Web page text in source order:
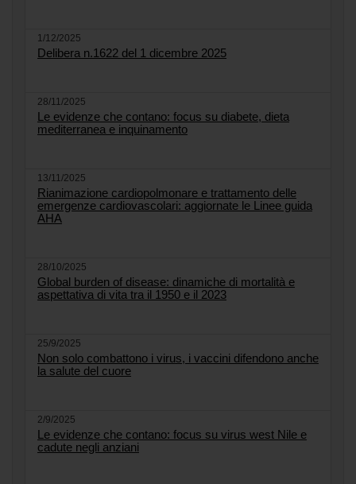
1/12/2025
Delibera n.1622 del 1 dicembre 2025
28/11/2025
Le evidenze che contano: focus su diabete, dieta
mediterranea e inquinamento
13/11/2025
Rianimazione cardiopolmonare e trattamento delle
emergenze cardiovascolari: aggiornate le Linee guida
AHA
28/10/2025
Global burden of disease: dinamiche di mortalità e
aspettativa di vita tra il 1950 e il 2023
25/9/2025
Non solo combattono i virus, i vaccini difendono anche
la salute del cuore
2/9/2025
Le evidenze che contano: focus su virus west Nile e
cadute negli anziani